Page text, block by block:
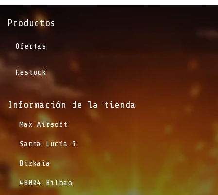
Productos
Ofertas
Restock
Información de la tienda​
​Max Airsoft
​Santa Lucía 5
​Bizkaia
​48004 Bilbao